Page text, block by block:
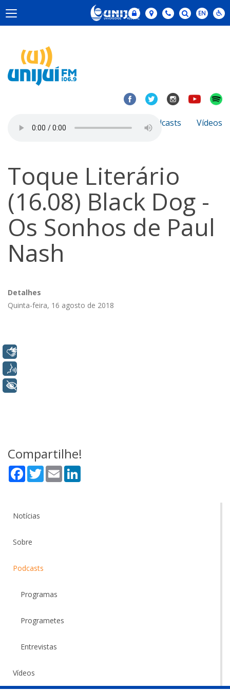
Notícias Podcasts Vídeos
Toque Literário
(16.08) Black Dog -
Os Sonhos de Paul
Nash
Detalhes
Quinta-feira, 16 agosto de 2018
Compartilhe!
Facebook
TwitterEmail
Notícias
Sobre
Podcasts
Programas
Programetes
Entrevistas
Vídeos